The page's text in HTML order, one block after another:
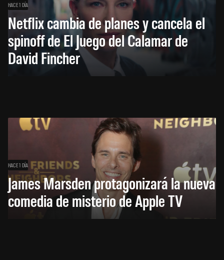
HACE 1 DÍA
Netflix cambia de planes y cancela el
spinoff de El Juego del Calamar de
David Fincher
HACE 1 DÍA
James Marsden protagonizará la nueva
comedia de misterio de Apple TV